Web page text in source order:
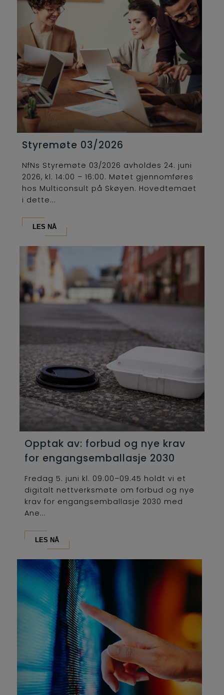
Styremøte 03/2026
NfNs Styremøte 03/2026 avholdes 24. juni
2026, kl. 14:00 – 16:00. Møtet gjennomføres
hos Multiconsult på Skøyen. Hovedtemaet
i dette...
LES NÅ
Opptak av: forbud og nye krav
for engangsemballasje 2030
Fredag 5. juni kl. 09.00–09.45 holdt vi et
digitalt nettverksmøte om forbud og nye
krav for engangsemballasje 2030 med
Ane...
LES NÅ